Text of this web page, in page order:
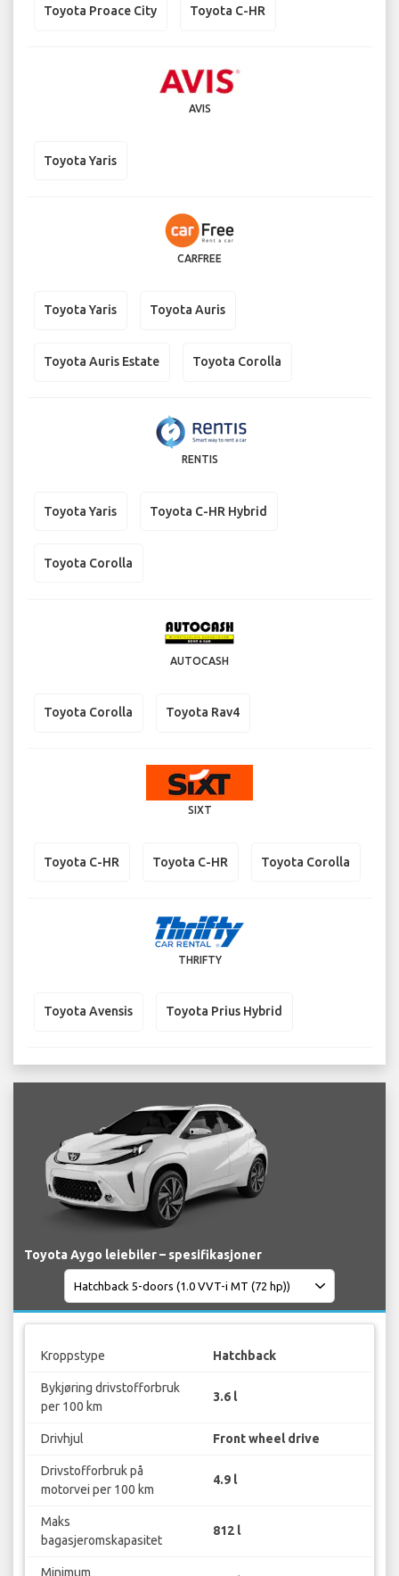
Toyota Proace City Toyota C-HR
AVIS
Toyota Yaris
CARFREE
Toyota Yaris Toyota Auris
Toyota Auris Estate Toyota Corolla
RENTIS
Toyota Yaris Toyota C-HR Hybrid
Toyota Corolla
AUTOCASH
Toyota Corolla Toyota Rav4
SIXT
Toyota C-HR Toyota C-HR Toyota Corolla
THRIFTY
Toyota Avensis Toyota Prius Hybrid
Toyota Aygo leiebiler – spesifikasjoner
Kroppstype Hatchback
Bykjøring drivstofforbruk
per 100 km
3.6 l
Drivhjul Front wheel drive
Drivstofforbruk på
motorvei per 100 km
4.9 l
Maks
bagasjeromskapasitet
812 l
Minimum